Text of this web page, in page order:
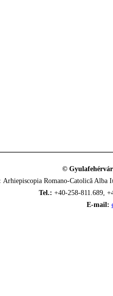
©
Arhiepiscopia Romano-Catolică
Tel.: +40-258-811.689,
E-mail: